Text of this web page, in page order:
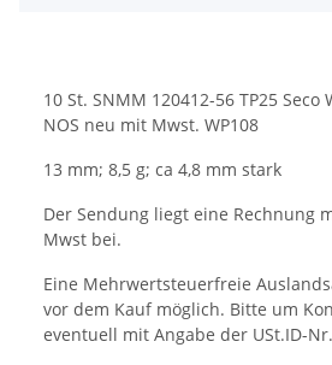
10 St. SNMM 120412-56 TP25
NOS neu mit Mwst. WP108
13 mm; 8,5 g; ca 4,8 mm stark
Der Sendung liegt eine Rechnung
Mwst bei.
Eine Mehrwertsteuerfreie
vor dem Kauf möglich. Bitte um
eventuell mit Angabe der USt.ID-Nr.